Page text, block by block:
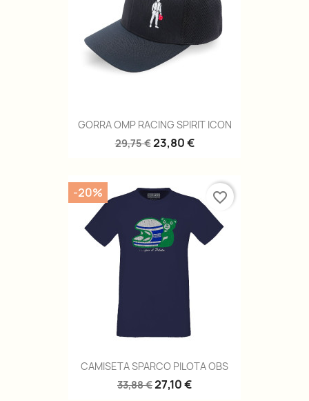
GORRA OMP RACING SPIRIT ICON
29,75 €23,80 €
CAMISETA SPARCO PILOTA OBS
33,88 €27,10 €
-20% favorite_border